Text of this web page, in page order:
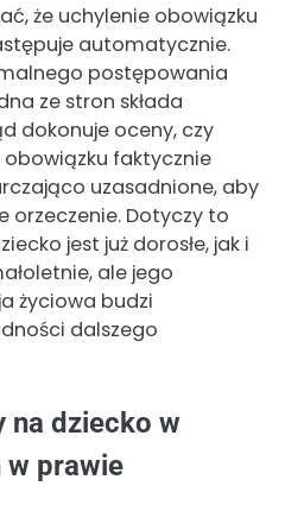
że uchylenie obowiązku
automatycznie.
postępowania
ze stron składa
dokonuje oceny, czy
obowiązku faktycznie
uzasadnione, aby
orzeczenie. Dotyczy to
jest już dorosłe, jak i
ale jego
życiowa budzi
dalszego
na dziecko w
w prawie